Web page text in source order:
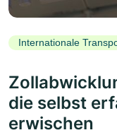
Internationale
die selbst
erwischen